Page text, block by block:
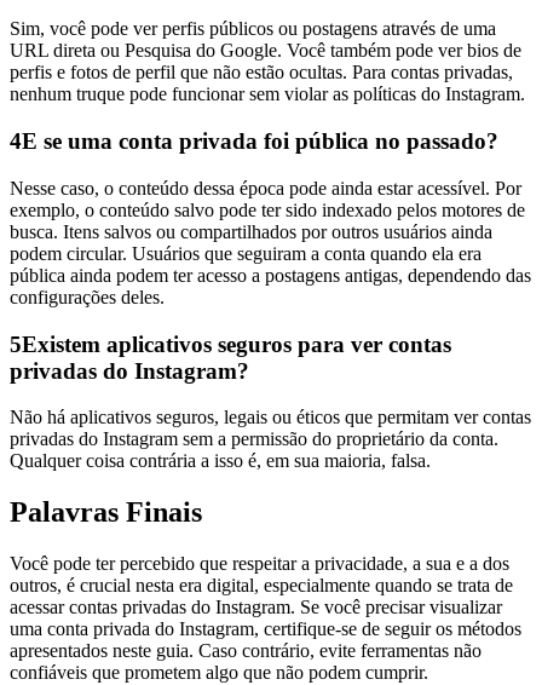
Sim, você pode ver perfis públicos ou postagens através de uma
URL direta ou Pesquisa do Google. Você também pode ver bios de
perfis e fotos de perfil que não estão ocultas. Para contas privadas,
nenhum truque pode funcionar sem violar as políticas do Instagram.
4E se uma conta privada foi pública no passado?
Nesse caso, o conteúdo dessa época pode ainda estar acessível. Por
exemplo, o conteúdo salvo pode ter sido indexado pelos motores de
busca. Itens salvos ou compartilhados por outros usuários ainda
podem circular. Usuários que seguiram a conta quando ela era
pública ainda podem ter acesso a postagens antigas, dependendo das
configurações deles.
5Existem aplicativos seguros para ver contas
privadas do Instagram?
Não há aplicativos seguros, legais ou éticos que permitam ver contas
privadas do Instagram sem a permissão do proprietário da conta.
Qualquer coisa contrária a isso é, em sua maioria, falsa.
Palavras Finais
Você pode ter percebido que respeitar a privacidade, a sua e a dos
outros, é crucial nesta era digital, especialmente quando se trata de
acessar contas privadas do Instagram. Se você precisar visualizar
uma conta privada do Instagram, certifique-se de seguir os métodos
apresentados neste guia. Caso contrário, evite ferramentas não
confiáveis que prometem algo que não podem cumprir.